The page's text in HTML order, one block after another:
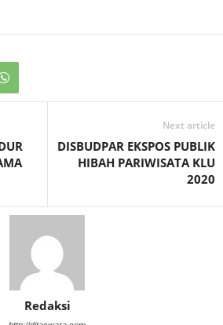
Next article
DISBUDPAR EKSPOS PUBLIK
HIBAH PARIWISATA KLU
2020
Redaksi